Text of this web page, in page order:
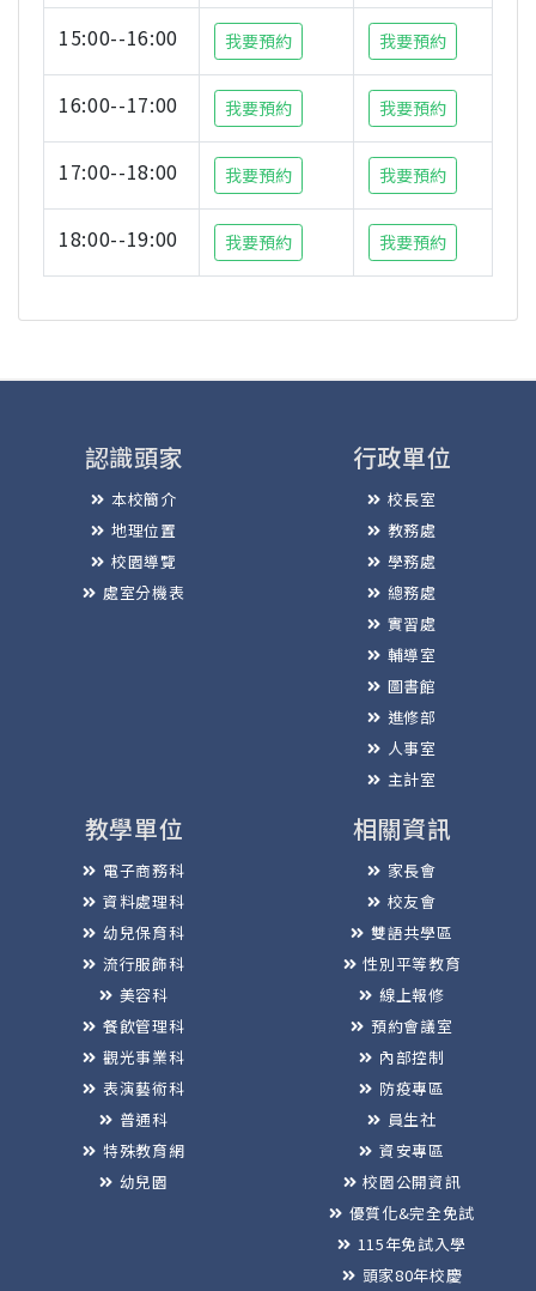
15:00--16:00 我要預約 我要預約
16:00--17:00 我要預約 我要預約
17:00--18:00 我要預約 我要預約
18:00--19:00 我要預約 我要預約
認識頭家
本校簡介
地理位置
校園導覽
處室分機表
行政單位
校長室
教務處
學務處
總務處
實習處
輔導室
圖書館
進修部
人事室
主計室
教學單位
電子商務科
資料處理科
幼兒保育科
流行服飾科
美容科
餐飲管理科
觀光事業科
表演藝術科
普通科
特殊教育網
幼兒園
相關資訊
家長會
校友會
雙語共學區
性別平等教育
線上報修
預約會議室
內部控制
防疫專區
員生社
資安專區
校園公開資訊
優質化&完全免試
115年免試入學
頭家80年校慶